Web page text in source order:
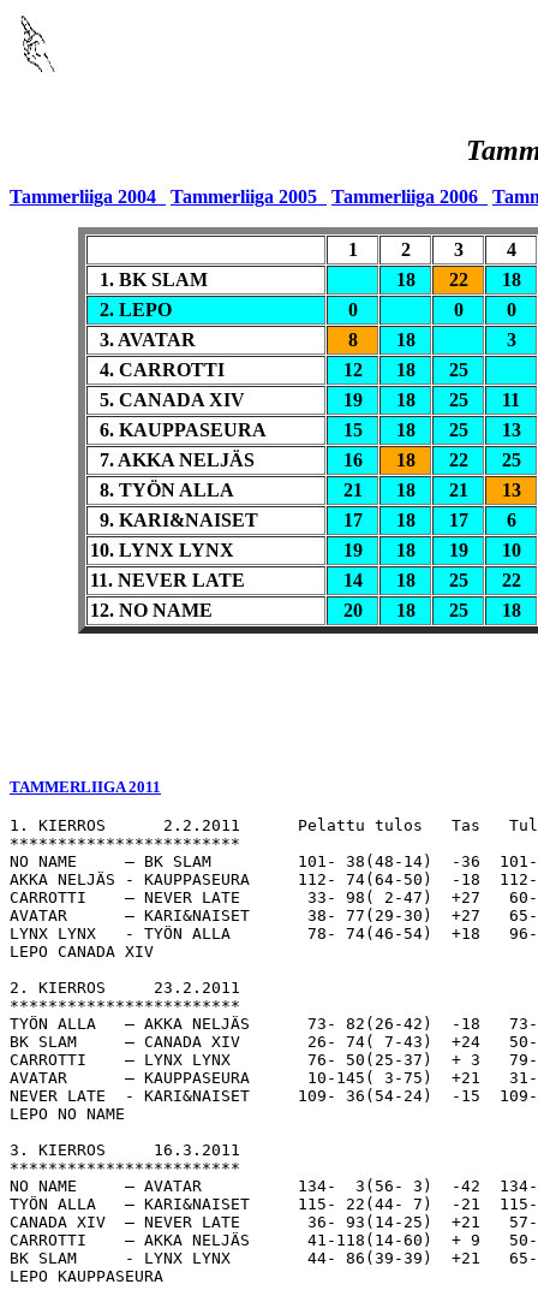
Tammerliiga 2004 Tammerliiga 2005 Tammerliiga 2006
1 2 3
4
1. BK SLAM
18 22
18
2. LEPO
0 0
0
3. AVATAR
8 18
3
4. CARROTTI
12 18
25
5. CANADA XIV
19 18 25
11
6. KAUPPASEURA
15 18 25
13
7. AKKA NELJÄS
16 18 22
25
8. TYÖN ALLA
21 18 21
13
9. KARI&NAISET
17 18 17
6
10. LYNX LYNX
19 18 19
10
11. NEVER LATE
14 18 25
22
12. NO NAME
20 18 25 18
TAMMERLIIGA 2011
1. KIERROS      2.2.2011      Pelattu tulos   Tas
************************
NO NAME     – BK SLAM         101- 38(48-14)  -36
AKKA NELJÄS - KAUPPASEURA     112- 74(64-50)  -
CARROTTI    – NEVER LATE       33- 98( 2-47)  +27
AVATAR      – KARI&NAISET      38- 77(29-30)  +27
LYNX LYNX   - TYÖN ALLA        78- 74(46-54)  +18
LEPO CANADA XIV
2. KIERROS     23.2.2011
************************
TYÖN ALLA   – AKKA NELJÄS      73- 82(26-42)  -18
BK SLAM     – CANADA XIV       26- 74( 7-43)  +24
CARROTTI    – LYNX LYNX        76- 50(25-37)  + 3
AVATAR      – KAUPPASEURA      10-145( 3-75)  +21
NEVER LATE  - KARI&NAISET     109- 36(54-24)  -15
LEPO NO NAME
3. KIERROS     16.3.2011
************************
NO NAME     – AVATAR          134-  3(56- 3)  -42
TYÖN ALLA   – KARI&NAISET     115- 22(44- 7)  -21
CANADA XIV  – NEVER LATE       36- 93(14-25)  +21
CARROTTI    – AKKA NELJÄS      41-118(14-60)  + 9
BK SLAM     - LYNX LYNX        44- 86(39-39)  +21
LEPO KAUPPASEURA